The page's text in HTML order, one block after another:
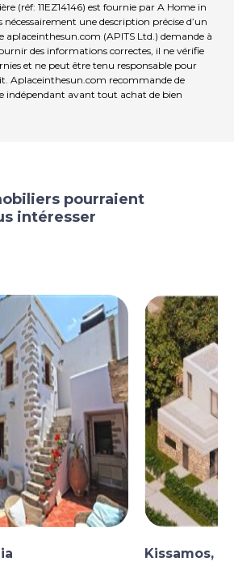
(réf: 11EZ14146) est fournie par A Home in
une description précise d’un
aplaceinthesun.com (APITS Ltd.) demande à
des informations correctes, il ne vérifie
et ne peut être tenu responsable pour
Aplaceinthesun.com recommande de
indépendant avant tout achat de bien
pourraient
intéresser
Kissamos,